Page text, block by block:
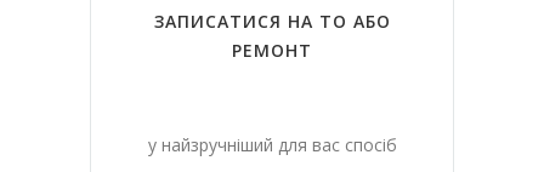
ЗАПИСАТИСЯ НА ТО АБО
РЕМОНТ
у найзручніший для вас спосіб